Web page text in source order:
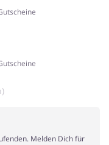
Melden Dich für